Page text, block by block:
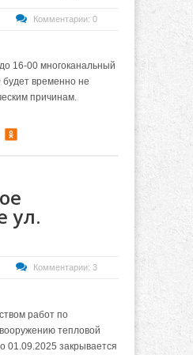
Комментарии: 0
16-00 многоканальный
временно не
причинам.
ул.
Комментарии: 3
работ по
тепловой
01.09.2025 закрывается